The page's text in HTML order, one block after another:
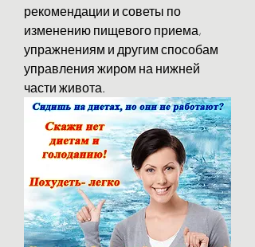
рекомендации и советы по
изменению пищевого приема,
упражнениям и другим способам
управления жиром на нижней
части живота.